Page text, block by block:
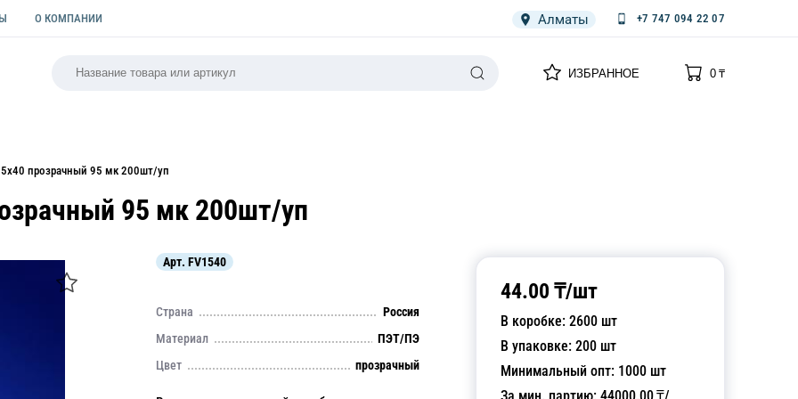
О КОМПАНИИ Алматы +7 747 094 22 07
ИЗБРАННОЕ
0
0₸
прозрачный 95 мк 200шт/уп
95 мк 200шт/уп
44.00 ₸/шт
В коробке: 2600 шт
В упаковке: 200 шт
Минимальный опт: 1000 шт
Арт. FV1540
Страна
Россия
Материал
ПЭТ/ПЭ
Цвет
прозрачный